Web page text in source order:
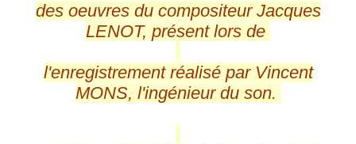
des oeuvres du compositeur Jacques
LENOT, présent lors de
l'enregistrement réalisé par Vincent
MONS, l'ingénieur du son.